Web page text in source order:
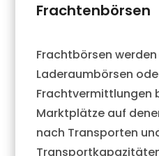
Frachtenbörsen
Frachtbörsen
Laderaumbörsen
Frachtvermittlungen
Marktplätze auf
nach Transporten